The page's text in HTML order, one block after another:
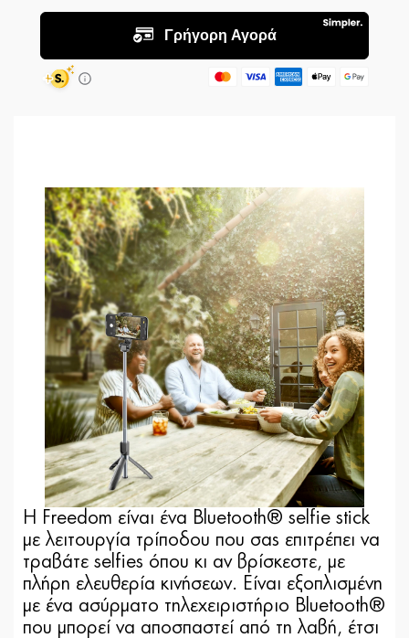
Η Freedom είναι ένα Bluetooth® selfie stick
με λειτουργία τρίποδου που σας επιτρέπει να
τραβάτε selfies όπου κι αν βρίσκεστε, με
πλήρη ελευθερία κινήσεων. Είναι εξοπλισμένη
με ένα ασύρματο τηλεχειριστήριο Bluetooth®
που μπορεί να αποσπαστεί από τη λαβή, έτσι